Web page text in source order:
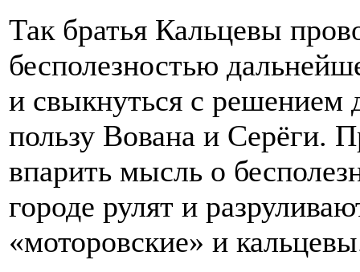
Так братья Кальцевы
бесполезностью
и свыкнуться с решением
пользу Вована и Серёги.
впарить мысль о
городе рулят и
«моторовские» и